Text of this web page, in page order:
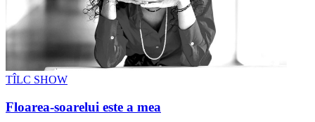
TÎLC SHOW
Floarea-soarelui este a mea